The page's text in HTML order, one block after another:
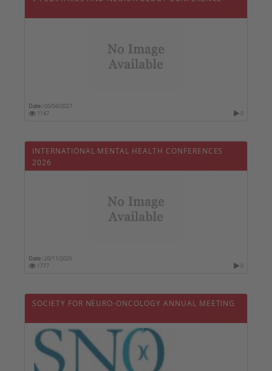
Date :05/04/2027
1147
0
INTERNATIONAL MENTAL HEALTH CONFERENCES
2026
Date : 20/11/2026
1777
0
SOCIETY FOR NEURO-ONCOLOGY ANNUAL MEETING